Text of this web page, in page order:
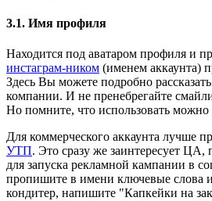
3.1. Имя профиля
Находится под аватаром профиля и
инстаграм-ником (именем аккаунта)
Здесь Вы можете подробно
компании. И не пренебрегайте
Но помните, что использовать можно
Для коммерческого аккаунта лучше
УТП. Это сразу же заинтересует ЦА,
для запуска рекламной кампании в
пропишите в имени ключевые слова
кондитер, напишите "Капкейки на